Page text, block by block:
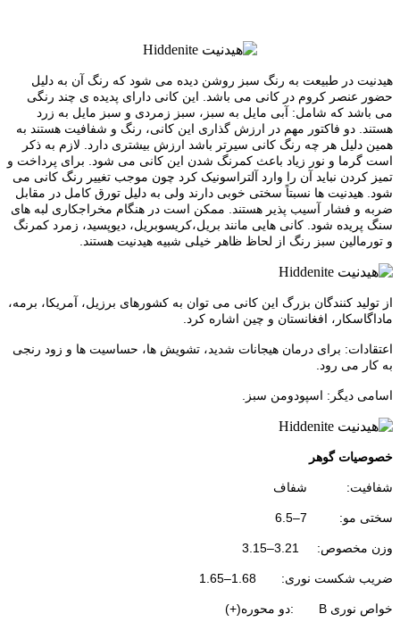
هیدنیت در طبیعت به رنگ سبز روشن دیده می شود که رنگ آن به دلیل
حضور عنصر کروم در کانی می باشد. این کانی دارای پدیده ی چند رنگی
می باشد که شامل: آبی مایل به سبز، سبز زمردی و سبز مایل به زرد
هستند. دو فاکتور مهم در ارزش گذاری این کانی، رنگ و شفافیت هستند به
همین دلیل هر چه رنگ کانی سیرتر باشد ارزش بیشتری دارد. لازم به ذکر
است گرما و نور زیاد باعث کمرنگ شدن این کانی می شود. برای پرداخت و
تمیز کردن نباید آن را وارد آلتراسونیک کرد چون موجب تغییر رنگ کانی می
شود. هیدنیت ها نسبتاً سختی خوبی دارند ولی به دلیل تورق کامل در مقابل
ضربه و فشار آسیب پذیر هستند. ممکن است در هنگام مخراجکاری لبه های
سنگ پریده شود. کانی هایی مانند بریل،کریسوبریل، دیوپسید، زمرد کمرنگ
و تورمالین سبز رنگ از لحاظ ظاهر خیلی شبیه هیدنیت هستند
از تولید کنندگان بزرگ این کانی می توان به کشورهای برزیل، آمریکا، برمه،
ماداگاسکار، افغانستان و چین اشاره کرد
اعتقادات: برای درمان هیجانات شدید، تشویش ها، حساسیت ها و زود رنجی
به کار می رود
اسامی دیگر: اسپودومن سبز
خصوصیات گوهر
شفافیت: شفاف
سختی مو: 7 –
6.5
وزن مخصوص: 3.21 –
3.15
ضریب شکست نوری: 1.68 –
1.65
خواص نوری : Bدو محوره(+)